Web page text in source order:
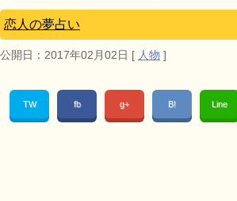
恋人の夢占い
公開日： 2017年02月02日 [ 人物 ]
TW fb g+ B! Line